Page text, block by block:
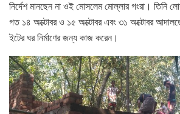
নির্দেশ মানছেন না ওই মোসলেম মোল্লার গংরা। তিনি
গত ১৪ অক্টোবর ও ১৫ অক্টোবর এবং ৩১ অক্টোবর
ইটের ঘর নির্মাণের জন্য কাজ করেন।